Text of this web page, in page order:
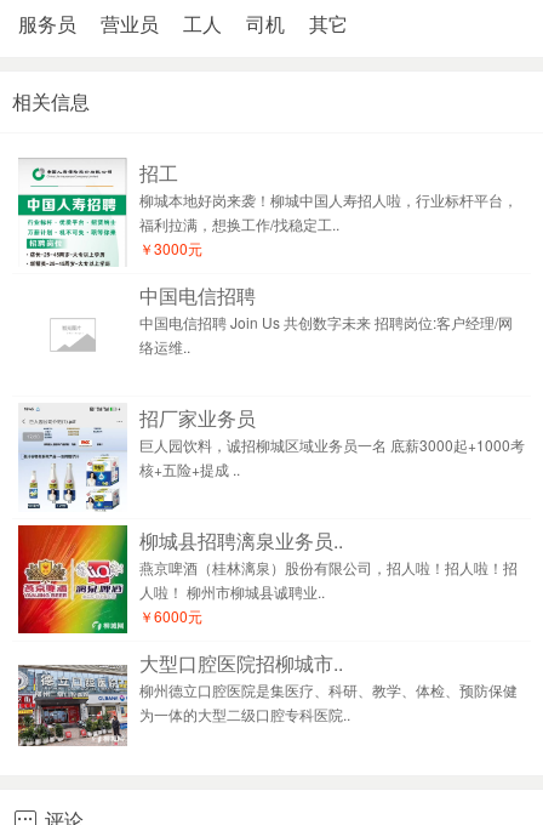
服务员
营业员 工人 司机 其它
相关信息
招工
柳城本地好岗来袭！柳城中国人寿招人啦，行业标杆平台，
福利拉满，想换工作/找稳定工..
￥3000元
中国电信招聘
中国电信招聘 Join Us 共创数字未来 招聘岗位:客户经理/网
络运维..
招厂家业务员
巨人园饮料，诚招柳城区域业务员一名 底薪3000起+1000考
核+五险+提成 ..
柳城县招聘漓泉业务员..
燕京啤酒（桂林漓泉）股份有限公司，招人啦！招人啦！招
人啦！ 柳州市柳城县诚聘业..
￥6000元
大型口腔医院招柳城市..
柳州德立口腔医院是集医疗、科研、教学、体检、预防保健
为一体的大型二级口腔专科医院..